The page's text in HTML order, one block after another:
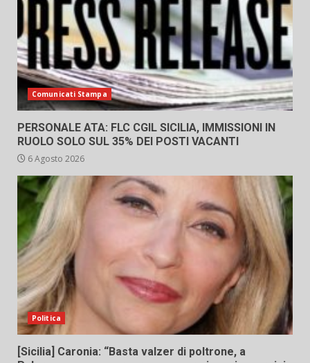
Comunicati Stampa
PERSONALE ATA: FLC CGIL SICILIA, IMMISSIONI IN
RUOLO SOLO SUL 35% DEI POSTI VACANTI
6 Agosto 2026
Politica
[Sicilia] Caronia: “Basta valzer di poltrone, a